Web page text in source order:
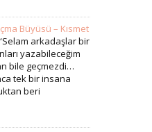
Büyüsü – Kısmet
Selam arkadaşlar bir
yazabileceğim
bile geçmezdi…
tek bir insana
beri